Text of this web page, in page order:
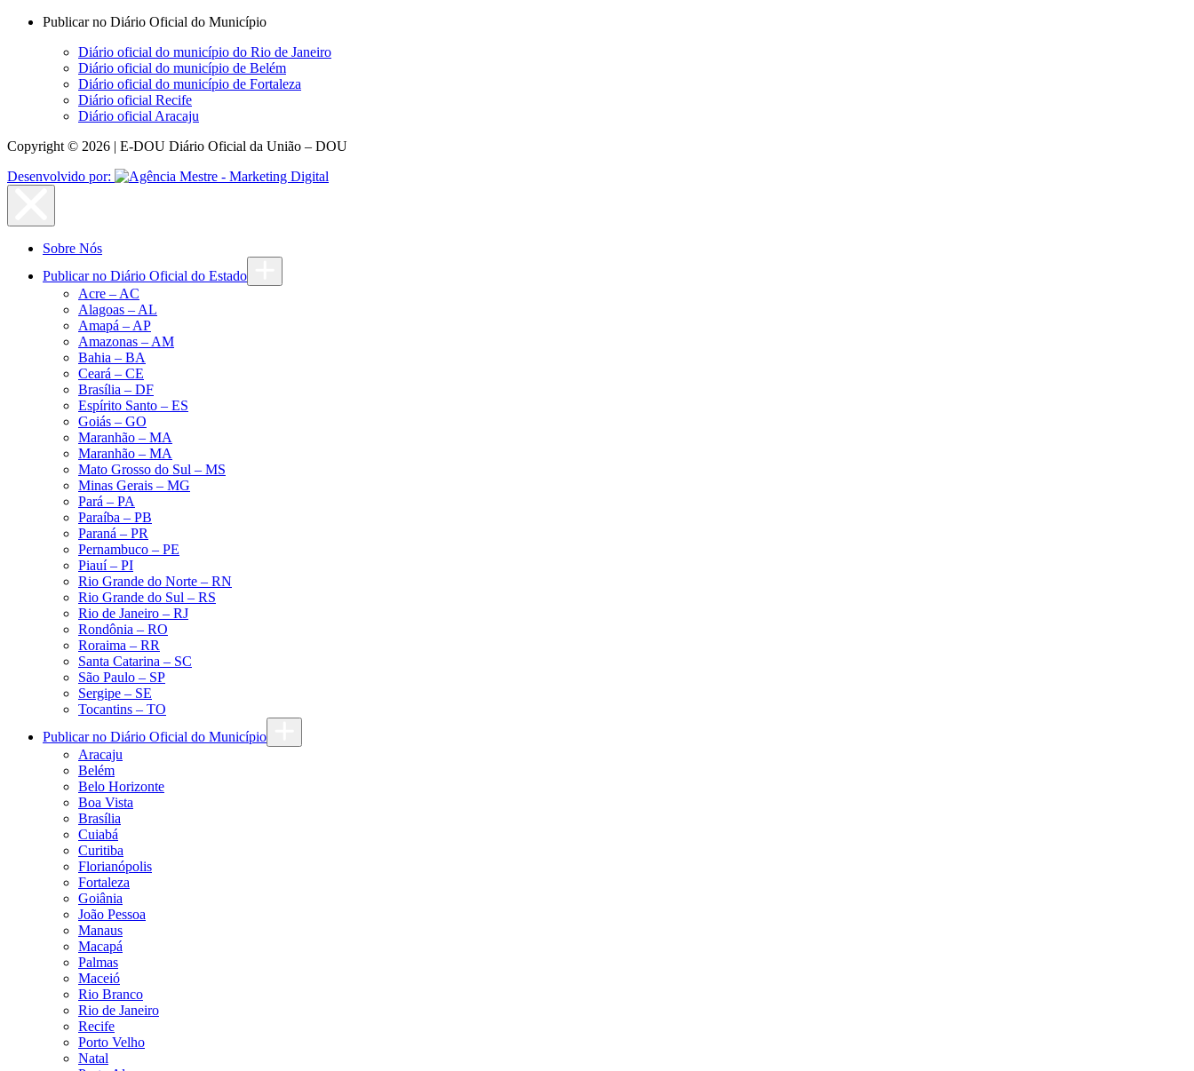
Publicar no Diário Oficial do Município
Diário oficial do município do Rio de Janeiro
Diário oficial do município de Belém
Diário oficial do município de Fortaleza
Diário oficial Recife
Diário oficial Aracaju
Copyright © 2026 | E-DOU Diário Oficial da União – DOU
Desenvolvido por:
Sobre Nós
Publicar no Diário Oficial do Estado
Acre – AC
Alagoas – AL
Amapá – AP
Amazonas – AM
Bahia – BA
Ceará – CE
Brasília – DF
Espírito Santo – ES
Goiás – GO
Maranhão – MA
Maranhão – MA
Mato Grosso do Sul – MS
Minas Gerais – MG
Pará – PA
Paraíba – PB
Paraná – PR
Pernambuco – PE
Piauí – PI
Rio Grande do Norte – RN
Rio Grande do Sul – RS
Rio de Janeiro – RJ
Rondônia – RO
Roraima – RR
Santa Catarina – SC
São Paulo – SP
Sergipe – SE
Tocantins – TO
Publicar no Diário Oficial do Município
Aracaju
Belém
Belo Horizonte
Boa Vista
Brasília
Cuiabá
Curitiba
Florianópolis
Fortaleza
Goiânia
João Pessoa
Manaus
Macapá
Palmas
Maceió
Rio Branco
Rio de Janeiro
Recife
Porto Velho
Natal